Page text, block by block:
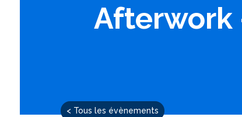
Afterwork
< Tous les évènements